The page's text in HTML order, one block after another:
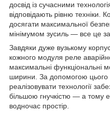
досвід із сучасними
відповідають рівню техніки.
досягати максимальної
мінімумом зусиль — все це
Завдяки дуже вузькому
кожного модуля реле
максимальні функціональні
ширини. За допомогою цього
реалізовувати технології
більшою гнучкістю — а
водночас простір.